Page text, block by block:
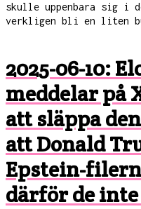
skulle uppenbara sig i
verkligen bli en liten
2025-06-10:
meddelar på
att släppa
att Donald
Epstein-
därför de